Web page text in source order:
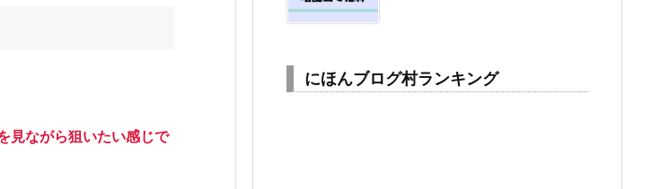
見ながら狙いたい感じで
にほんブログ村ランキング